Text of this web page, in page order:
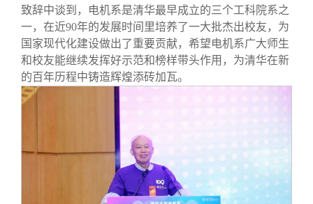
致辞中谈到，电机系是清华最早成立的三个工科院系之
一，在近90年的发展时间里培养了一大批杰出校友，为
国家现代化建设做出了重要贡献，希望电机系广大师生
和校友能继续发挥好示范和榜样带头作用，为清华在新
的百年历程中铸造辉煌添砖加瓦。